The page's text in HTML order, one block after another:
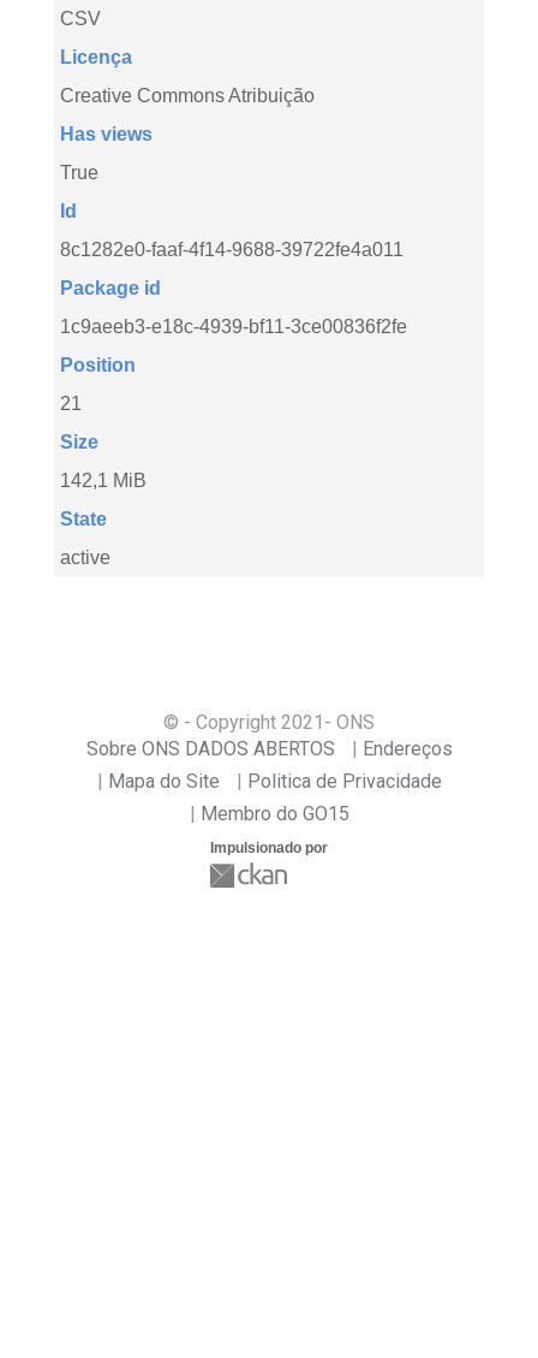
CSV
Licença
Creative Commons Atribuição
Has views
True
Id
8c1282e0-faaf-4f14-9688-39722fe4a011
Package id
1c9aeeb3-e18c-4939-bf11-3ce00836f2fe
Position
21
Size
142,1 MiB
State
active
© - Copyright 2021 - ONS
Sobre ONS DADOS ABERTOS
Endereços
Mapa do Site
Politica de Privacidade
Membro do GO15
Impulsionado por